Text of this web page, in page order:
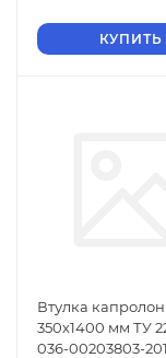
КУПИТЬ
Втулка капролон
350х1400 мм ТУ
036-00203803-